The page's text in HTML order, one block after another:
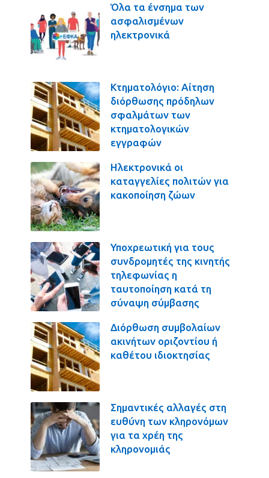
Όλα τα ένσημα των
ασφαλισμένων
ηλεκτρονικά
Κτηματολόγιο: Αίτηση
διόρθωσης πρόδηλων
σφαλμάτων των
κτηματολογικών
εγγραφών
Ηλεκτρονικά οι
καταγγελίες πολιτών για
κακοποίηση ζώων
Υποχρεωτική για τους
συνδρομητές της κινητής
τηλεφωνίας η
ταυτοποίηση κατά τη
σύναψη σύμβασης
Διόρθωση συμβολαίων
ακινήτων οριζοντίου ή
καθέτου ιδιοκτησίας
Σημαντικές αλλαγές στη
ευθύνη των κληρονόμων
για τα χρέη της
κληρονομιάς